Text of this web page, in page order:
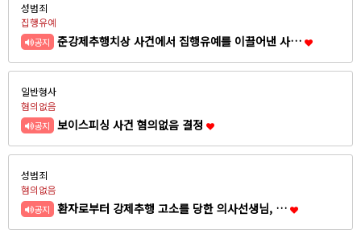
성범죄
집행유예
공지 준강제추행치상 사건에서 집행유예를 이끌어낸 사…
일반형사
혐의없음
공지 보이스피싱 사건 혐의없음 결정
성범죄
혐의없음
공지 환자로부터 강제추행 고소를 당한 의사선생님, …